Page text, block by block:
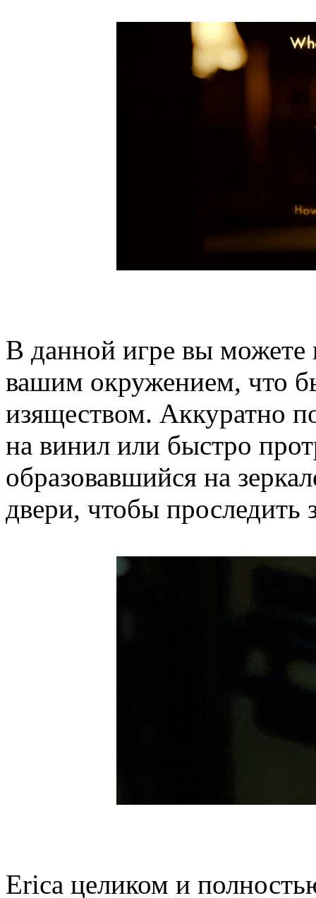
В данной игре вы можете
вашим окружением, что
изяществом. Аккуратно
на винил или быстро
образовавшийся на
двери, чтобы
Erica целиком и